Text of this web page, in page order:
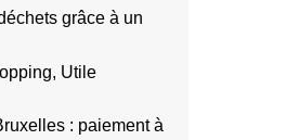
grâce à un
Utile
: paiement à